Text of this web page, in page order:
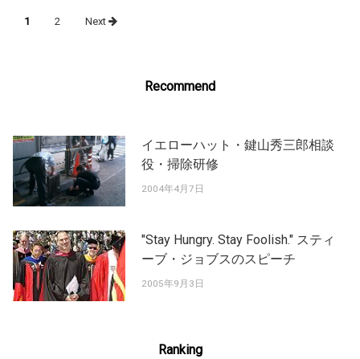
navigation
1 2 Next
Recommend
イエローハット・鍵山秀三郎相談
役・掃除研修
2004年4月7日
"Stay Hungry. Stay Foolish." スティ
ーブ・ジョブスのスピーチ
2005年9月3日
Ranking